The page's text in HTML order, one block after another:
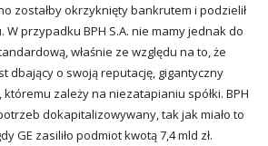
zostałby okrzyknięty bankrutem i podzielił
W przypadku BPH S.A. nie mamy jednak do
właśnie ze względu na to, że
dbający o swoją reputację, gigantyczny
zależy na niezatapianiu spółki. BPH
dokapitalizowywany, tak jak miało to
GE zasiliło podmiot kwotą 7,4 mld zł.